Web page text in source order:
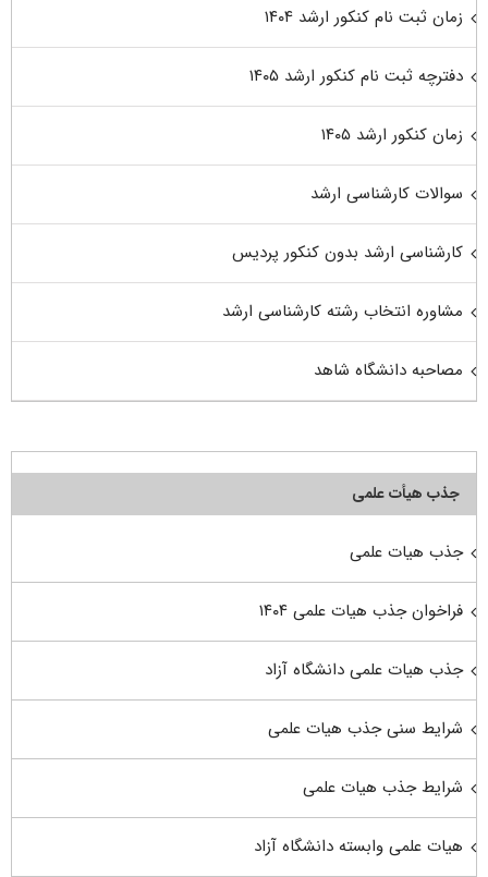
زمان ثبت نام کنکور ارشد ۱۴۰۴
دفترچه ثبت نام کنکور ارشد ۱۴۰۵
زمان کنکور ارشد ۱۴۰۵
سوالات کارشناسی ارشد
کارشناسی ارشد بدون کنکور پردیس
مشاوره انتخاب رشته کارشناسی ارشد
مصاحبه دانشگاه شاهد
جذب هیأت علمی
جذب هیات علمی
فراخوان جذب هیات علمی ۱۴۰۴
جذب هیات علمی دانشگاه آزاد
شرایط سنی جذب هیات علمی
شرایط جذب هیات علمی
هیات علمی وابسته دانشگاه آزاد